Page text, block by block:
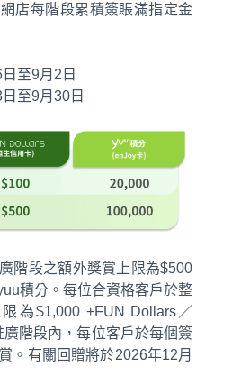
店每階段累積簽賬滿指定金
至9月2日
至9月30日
階段之額外獎賞上限為$500
積分。每位合資格客戶於整
為$1,000 +FUN Dollars／
階段內，每位客戶於每個簽
。有關回贈將於2026年12月